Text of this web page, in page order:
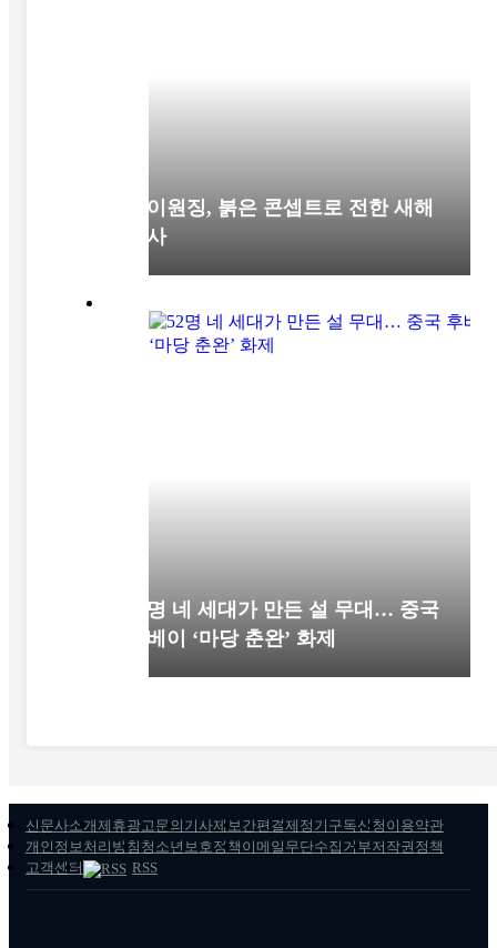
차이원징, 붉은 콘셉트로 전한 새해
인사
52명 네 세대가 만든 설 무대… 중국
후베이 ‘마당 춘완’ 화제
신문사소개제휴광고문의 기사제보 간편결제 정기구독신청 이용약관
개인정보처리방침 청소년보호정책 이메일무단수집거부저작권정책
고객센터
RSS